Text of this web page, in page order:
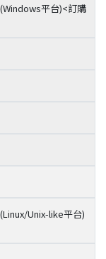
平台)<訂購
Unix-like平台)